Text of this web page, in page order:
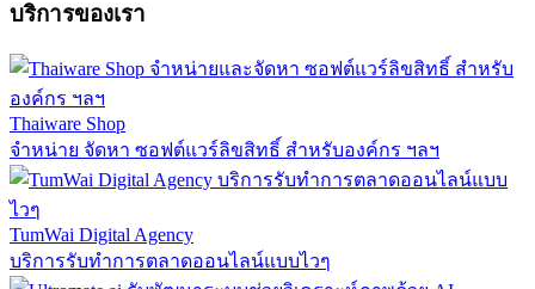
บริการของเรา
Thaiware Shop
จำหน่าย จัดหา ซอฟต์แวร์ลิขสิทธิ์ สำหรับองค์กร ฯลฯ
TumWai Digital Agency
บริการรับทำการตลาดออนไลน์แบบไวๆ